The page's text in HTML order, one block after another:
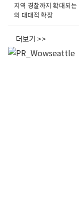
지역 경찰까지 확대되
의 대대적 확장
더보기 >>